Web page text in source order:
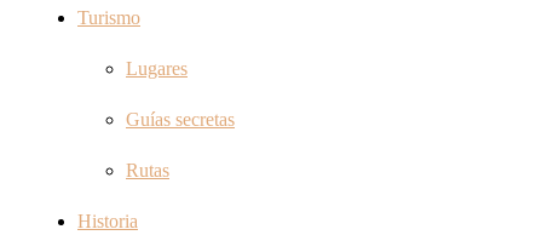
Turismo
Lugares
Guías secretas
Rutas
Historia